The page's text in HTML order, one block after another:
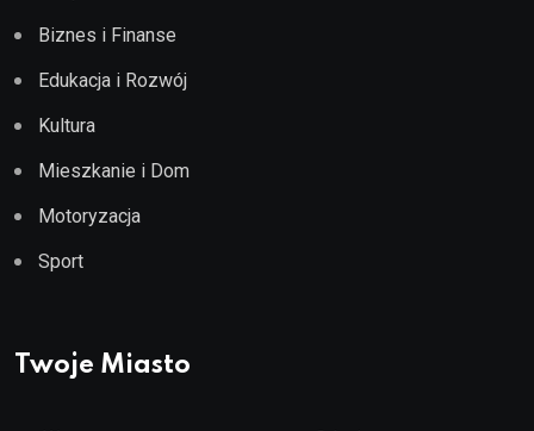
Biznes i Finanse
Edukacja i Rozwój
Kultura
Mieszkanie i Dom
Motoryzacja
Sport
Twoje Miasto